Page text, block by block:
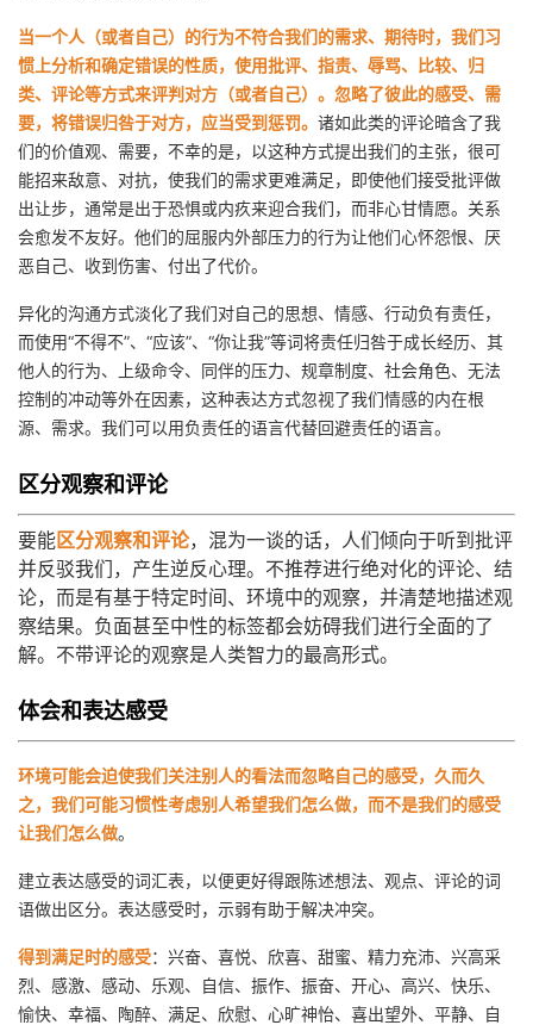
我
的
课
程
我
的
认
证
我
的
实
验
我
的
收
藏
的
技
术
支
我
的
云
声
议
当一个人（或者自己）的行为不符合我们的需求、期待时，我们习
惯上分析和确定错误的性质，使用批评、指责、辱骂、比较、归
类、评论等方式来评判对方（或者自己）。忽略了彼此的感受、需
要，将错误归咎于对方，应当受到惩罚。 诸如此类的评论暗含了我
们的价值观、需要，不幸的是，以这种方式提出我们的主张，很可
能招来敌意、对抗，使我们的需求更难满足，即使他们接受批评做
出让步，通常是出于恐惧或内疚来迎合我们，而非心甘情愿。关系
会愈发不友好。他们的屈服内外部压力的行为让他们心怀怨恨、厌
恶自己、收到伤害、付出了代价。
异化的沟通方式淡化了我们对自己的思想、情感、行动负有责任，
而使用“不得不”、“应该”、“你让我”等词将责任归咎于成长经历、其
他人的行为、上级命令、同伴的压力、规章制度、社会角色、无法
控制的冲动等外在因素，这种表达方式忽视了我们情感的内在根
源、需求。我们可以用负责任的语言代替回避责任的语言。
区分观察和评论
要能区分观察和评论，混为一谈的话，人们倾向于听到批评
并反驳我们，产生逆反心理。不推荐进行绝对化的评论、结
论，而是有基于特定时间、环境中的观察，并清楚地描述观
察结果。负面甚至中性的标签都会妨碍我们进行全面的了
解。不带评论的观察是人类智力的最高形式。
体会和表达感受
环境可能会迫使我们关注别人的看法而忽略自己的感受，久而久
之，我们可能习惯性考虑别人希望我们怎么做，而不是我们的感受
让我们怎么做。
建立表达感受的词汇表，以便更好得跟陈述想法、观点、评论的词
语做出区分。表达感受时，示弱有助于解决冲突。
得到满足时的感受：兴奋、喜悦、欣喜、甜蜜、精力充沛、兴高采
烈、感激、感动、乐观、自信、振作、振奋、开心、高兴、快乐、
愉快、幸福、陶醉、满足、欣慰、心旷神怡、喜出望外、平静、自